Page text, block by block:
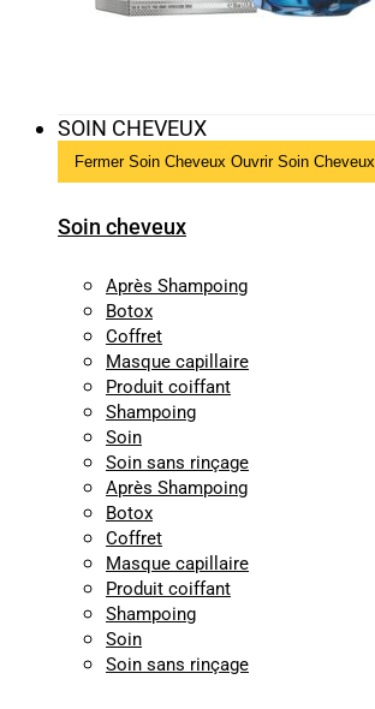
SOIN CHEVEUX
Fermer Soin Cheveux Ouvrir Soin Cheveux
Soin cheveux
Après Shampoing
Botox
Coffret
Masque capillaire
Produit coiffant
Shampoing
Soin
Soin sans rinçage
Après Shampoing
Botox
Coffret
Masque capillaire
Produit coiffant
Shampoing
Soin
Soin sans rinçage